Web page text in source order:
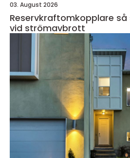
03. August 2026
Reservkraftomkopplare så skapas trygg el
vid strömavbrott